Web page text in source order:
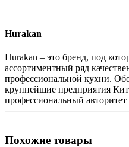
Hurakan
Hurakan – это бренд, под
ассортиментный ряд
профессиональной кухни.
крупнейшие предприятия
профессиональный
Похожие товары